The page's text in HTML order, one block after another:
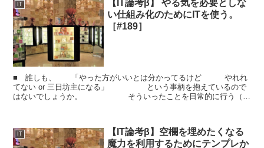
IT
【IT論考β】 やる気を必要としな
い仕組み化のためにITを使う。
［#189］
■ 誰しも、 「やった方がいいとは分かってるけど やれれ
てない or 三日坊主になる」 という事柄を抱えているので
はないでしょうか。 そういったことを日常的に行う（＝
IT
【IT論考β】空欄を埋めたくなる
魔力を利用するためにテンプレか